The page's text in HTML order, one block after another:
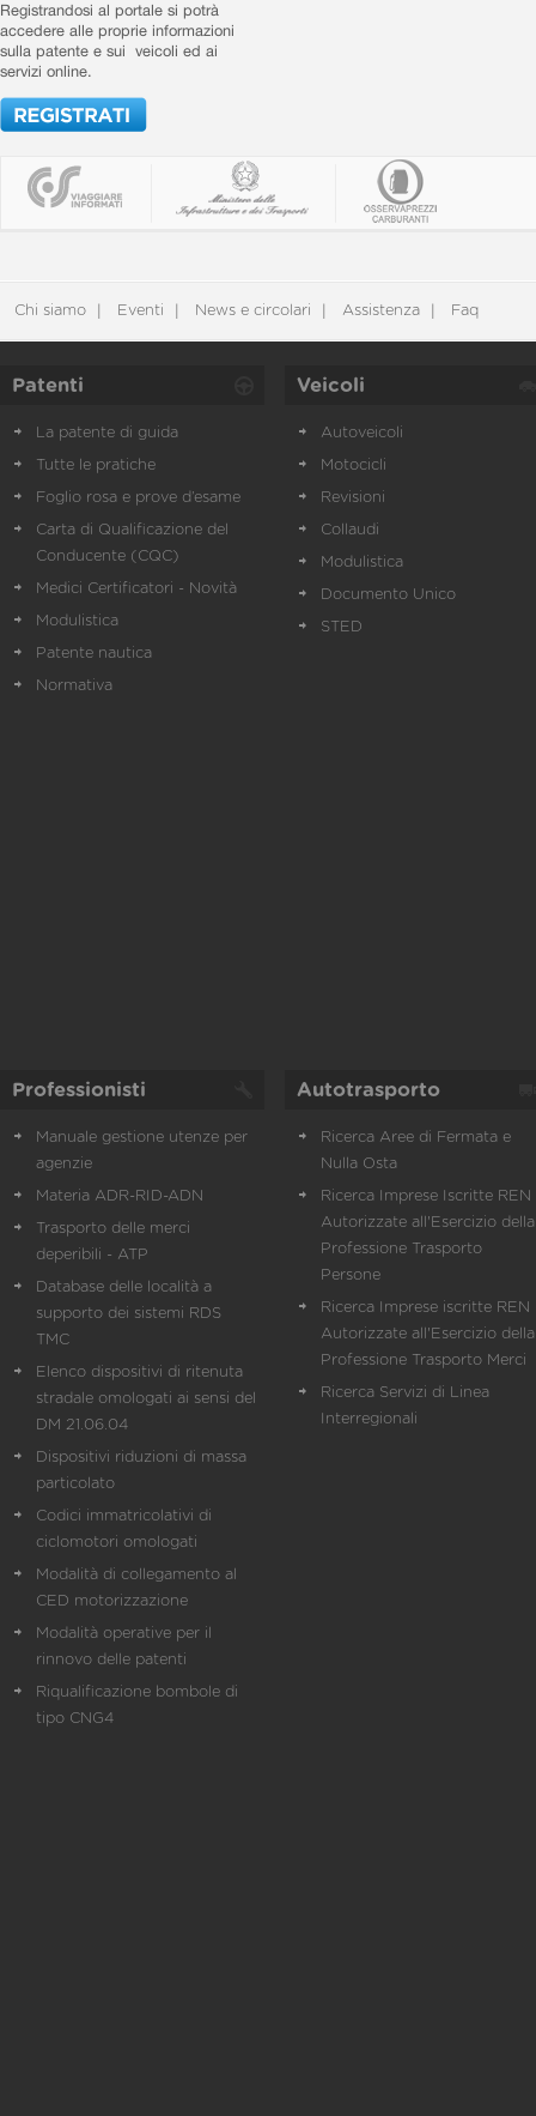
Registrandosi al portale si potrà
accedere alle proprie informazioni
sulla patente e sui veicoli ed ai
servizi online.
Chi siamo Eventi News e circolari Assistenza Faq
Patenti
La patente di guida
Tutte le pratiche
Foglio rosa e prove d’esame
Carta di Qualificazione del
Conducente (CQC)
Medici Certificatori - Novità
Modulistica
Patente nautica
Normativa
Veicoli
Autoveicoli
Motocicli
Revisioni
Collaudi
Modulistica
Documento Unico
STED
Professionisti
Manuale gestione utenze per
agenzie
Materia ADR-RID-ADN
Trasporto delle merci
deperibili - ATP
Database delle località a
supporto dei sistemi RDS
TMC
Elenco dispositivi di ritenuta
stradale omologati ai sensi del
DM 21.06.04
Dispositivi riduzioni di massa
particolato
Codici immatricolativi di
ciclomotori omologati
Modalità di collegamento al
CED motorizzazione
Modalità operative per il
rinnovo delle patenti
Riqualificazione bombole di
tipo CNG4
Autotrasporto
Ricerca Aree di Fermata e
Nulla Osta
Ricerca Imprese Iscritte REN
Autorizzate all'Esercizio della
Professione Trasporto
Persone
Ricerca Imprese iscritte REN
Autorizzate all'Esercizio della
Professione Trasporto Merci
Ricerca Servizi di Linea
Interregionali